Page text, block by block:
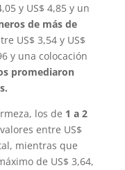
y US$ 4,85 y un
de más de
US$ 3,54 y US$
y una colocación
promediaron
los de 1 a 2
entre US$
mientras que
de US$ 3,64,